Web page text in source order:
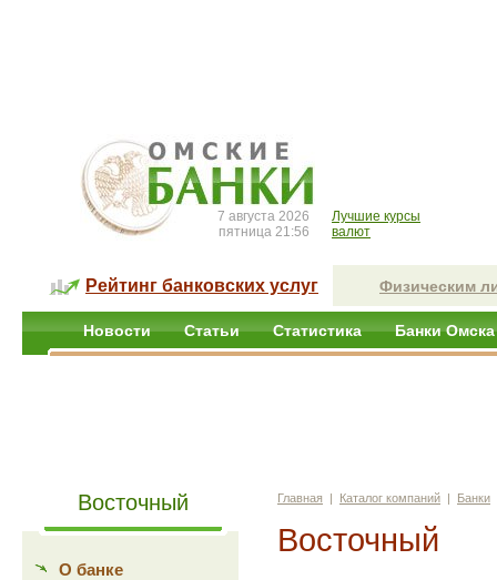
7 августа 2026
пятница 21:56
Лучшие курсы
валют
Рейтинг банковских услуг Физическим
Новости Статьи Статистика Банки Омска
Восточный
О банке
Главная | Каталог компаний | Банки
Восточный